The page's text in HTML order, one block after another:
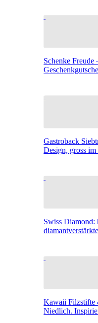
Schenke
Gastroback
Design, gross im
Swiss Diamond:
Kawaii Filzstifte
Niedlich.